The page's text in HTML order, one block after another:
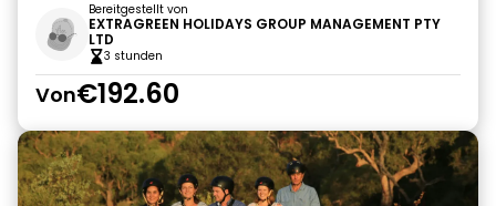
Bereitgestellt von
EXTRAGREEN HOLIDAYS GROUP MANAGEMENT PTY
LTD
3 stunden
Von€192.60